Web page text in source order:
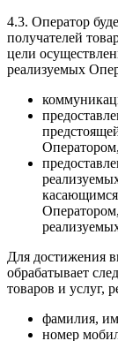
4.3. Оператор
получателей
цели
реализуемых
Оператором,
касающимся
Для достижения
обрабатывает
товаров и услуг,
фамилия,
номер